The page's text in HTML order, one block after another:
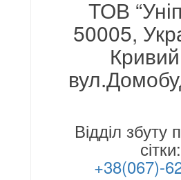
ТОВ
50005,
Кривий
Відділ збуту
сітки:
+38(067)-